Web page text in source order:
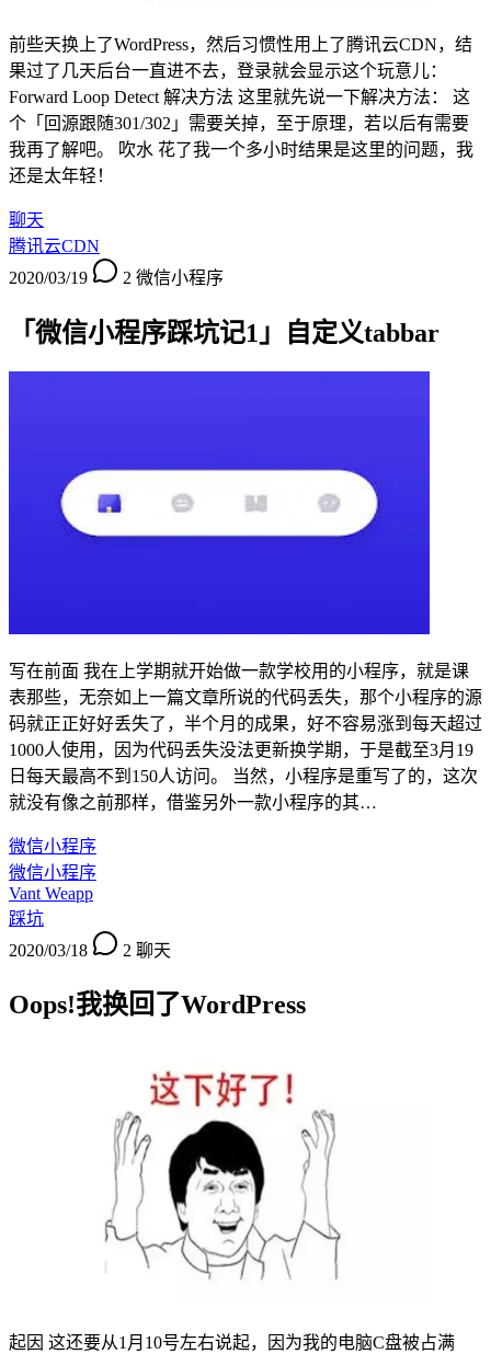
前些天换上了WordPress，然后习惯性用上了腾讯云CDN，结
果过了几天后台一直进不去，登录就会显示这个玩意儿：
Forward Loop Detect 解决方法 这里就先说一下解决方法： 这
个「回源跟随301/302」需要关掉，至于原理，若以后有需要
我再了解吧。 吹水 花了我一个多小时结果是这里的问题，我
还是太年轻！
聊天
腾讯云CDN
2020/03/19
2 微信小程序
「微信小程序踩坑记1」自定义tabbar
写在前面 我在上学期就开始做一款学校用的小程序，就是课
表那些，无奈如上一篇文章所说的代码丢失，那个小程序的源
码就正正好好丢失了，半个月的成果，好不容易涨到每天超过
1000人使用，因为代码丢失没法更新换学期，于是截至3月19
日每天最高不到150人访问。 当然，小程序是重写了的，这次
就没有像之前那样，借鉴另外一款小程序的其…
微信小程序
微信小程序
Vant Weapp
踩坑
2020/03/18
2 聊天
Oops!我换回了WordPress
起因 这还要从1月10号左右说起，因为我的电脑C盘被占满